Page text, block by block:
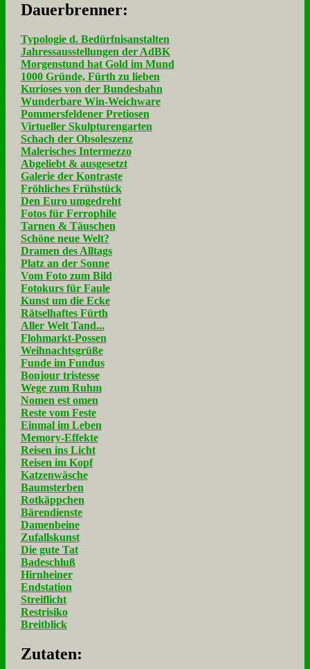
Dau­er­bren­ner:
Typologie d. Bedürfnisanstalten
Jahressausstellungen der AdBK
Morgenstund hat Gold im Mund
1000 Gründe, Fürth zu lieben
Kurioses von der Bundesbahn
Wunderbare Win-Weichware
Pommersfeldener Pretiosen
Virtueller Skulpturengarten
Schach der Obsoleszenz
Malerisches Intermezzo
Abgeliebt & ausgesetzt
Galerie der Kontraste
Fröhliches Frühstück
Den Euro umgedreht
Fotos für Ferrophile
Tarnen & Täuschen
Schöne neue Welt?
Dramen des Alltags
Platz an der Sonne
Vom Foto zum Bild
Fotokurs für Faule
Kunst um die Ecke
Rätselhaftes Fürth
Aller Welt Tand...
Flohmarkt-Possen
Weihnachtsgrüße
Funde im Fundus
Bonjour tristesse
Wege zum Ruhm
Nomen est omen
Reste vom Feste
Einmal im Leben
Memory-Effekte
Reisen ins Licht
Reisen im Kopf
Katzenwäsche
Baumsterben
Rotkäppchen
Bärendienste
Damenbeine
Zufallskunst
Die gute Tat
Badeschluß
Hirnheiner
Endstation
Streiflicht
Restrisiko
Breitblick
Zu­ta­ten: